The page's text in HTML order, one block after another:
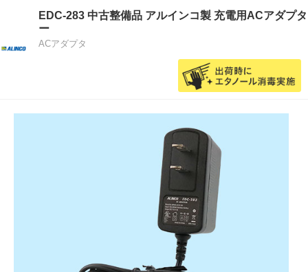
EDC-283 中古整備品 アルインコ製 充電用ACアダプタ
ー
ACアダプタ